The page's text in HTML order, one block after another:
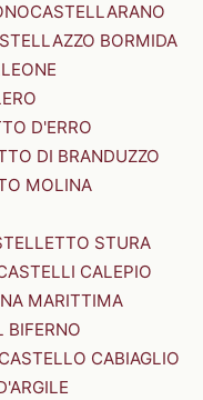
CASTELLARANO
BORMIDA
D'ERRO
DI BRANDUZZO
MOLINA
STURA
CALEPIO
MARITTIMA
BIFERNO
CASTELLO CABIAGLIO